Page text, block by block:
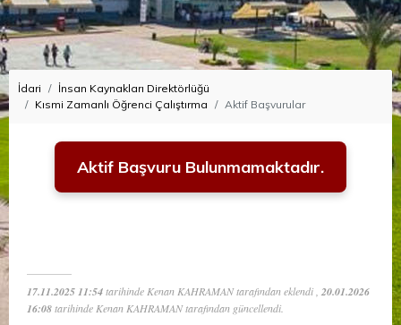
İdari
İnsan Kaynakları Direktörlüğü
Kısmi Zamanlı Öğrenci Çalıştırma
Aktif Başvurular
Aktif Başvuru Bulunmamaktadır.
17.11.2025 11:54tarihinde Kenan KAHRAMAN tarafından eklendi , 20.01.2026
16:08tarihinde Kenan KAHRAMAN tarafından güncellendi.